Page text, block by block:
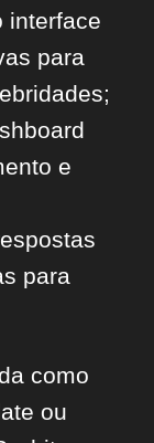
interface
para
e
para
como
ou